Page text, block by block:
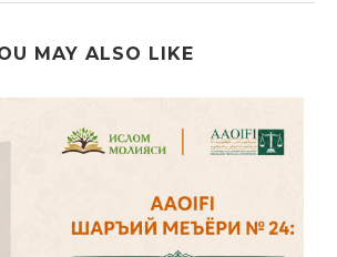
MAY ALSO LIKE